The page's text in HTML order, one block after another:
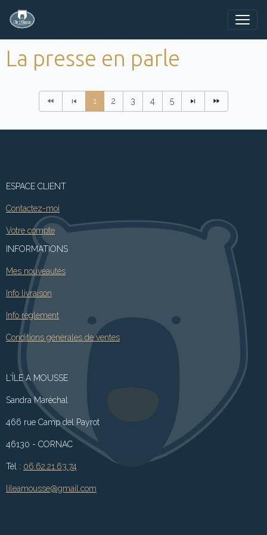
La presse en parle
LA PRESSE EN PARLE
Livre "En compagnie des ours"
1 2 3 4 5
ESPACE CLIENT
Contactez-moi
Votre compte
INFORMATIONS
Mes nouveautés
Info livraison
Info règlement
Conditions générales de ventes
L'ÎLE A MOUSSE
Sandra Maréchal
466 rue Camp del Payrot
46130 - CORNAC
Tél : 06.62.21.63.74
lileamousse@gmail.com